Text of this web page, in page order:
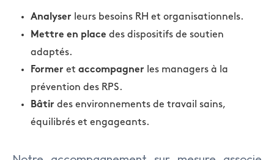
Analyser leurs besoins RH et organisationnels.
Mettre en place des dispositifs de soutien
adaptés.
Former et accompagner les managers à la
prévention des RPS.
Bâtir des environnements de travail sains,
équilibrés et engageants.